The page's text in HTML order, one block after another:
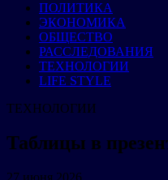
ПОЛИТИКА
ЭКОНОМИКА
ОБЩЕСТВО
РАССЛЕДОВАНИЯ
ТЕХНОЛОГИИ
LIFE STYLE
ТЕХНОЛОГИИ
Таблицы в